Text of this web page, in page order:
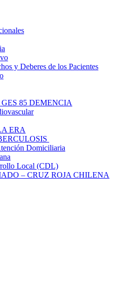
y Deberes de los Pacientes
85 DEMENCIA
ERA
Domiciliaria
Local (CDL)
– CRUZ ROJA CHILENA